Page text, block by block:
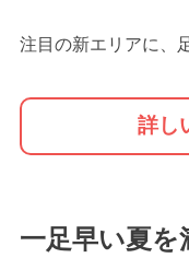
注目の新エリアに、
詳し
一足早い夏を